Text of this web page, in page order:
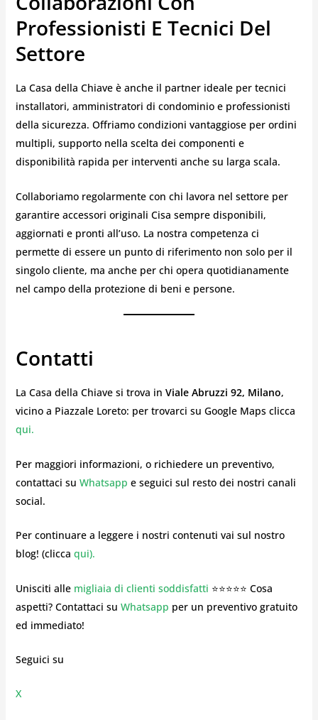
Professionisti E Tecnici Del
Settore
La Casa della Chiave è anche il partner ideale per tecnici
installatori, amministratori di condominio e professionisti
della sicurezza. Offriamo condizioni vantaggiose per ordini
multipli, supporto nella scelta dei componenti e
disponibilità rapida per interventi anche su larga scala.
Collaboriamo regolarmente con chi lavora nel settore per
garantire accessori originali Cisa sempre disponibili,
aggiornati e pronti all’uso. La nostra competenza ci
permette di essere un punto di riferimento non solo per il
singolo cliente, ma anche per chi opera quotidianamente
nel campo della protezione di beni e persone.
Contatti
La Casa della Chiave si trova in Viale Abruzzi 92, Milano,
vicino a Piazzale Loreto: per trovarci su Google Maps clicca
qui.
Per maggiori informazioni, o richiedere un preventivo,
contattaci su Whatsapp e seguici sul resto dei nostri canali
social.
Per continuare a leggere i nostri contenuti vai sul nostro
blog! (clicca qui).
Unisciti alle migliaia di clienti soddisfatti ⭐⭐⭐⭐⭐ Cosa
aspetti? Contattaci su Whatsapp per un preventivo gratuito
ed immediato!
Seguici su
X